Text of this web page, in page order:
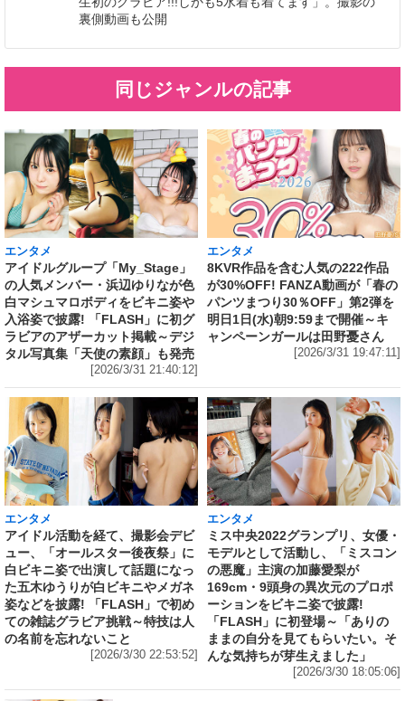
裏側動画も公開
同じジャンルの記事
エンタメ
アイドルグループ「My_Stage」
の人気メンバー・浜辺ゆりなが色
白マシュマロボディをビキニ姿や
入浴姿で披露! 「FLASH」に初グ
ラビアのアザーカット掲載～デジ
タル写真集「天使の素顔」も発売
[2026/3/31 21:40:12]
エンタメ
8KVR作品を含む人気の222作品
が30%OFF! FANZA動画が「春の
パンツまつり30％OFF」第2弾を
明日1日(水)朝9:59まで開催～キ
ャンペーンガールは田野憂さん
[2026/3/31 19:47:11]
エンタメ
アイドル活動を経て、撮影会デビ
ュー、「オールスター後夜祭」に
白ビキニ姿で出演して話題になっ
た五木ゆうりが白ビキニやメガネ
姿などを披露! 「FLASH」で初め
ての雑誌グラビア挑戦～特技は人
の名前を忘れないこと
[2026/3/30 22:53:52]
エンタメ
ミス中央2022グランプリ、女優・
モデルとして活動し、「ミスコン
の悪魔」主演の加藤愛梨が
169cm・9頭身の異次元のプロポ
ーションをビキニ姿で披露!
「FLASH」に初登場～「ありの
ままの自分を見てもらいたい。そ
んな気持ちが芽生えました」
[2026/3/30 18:05:06]